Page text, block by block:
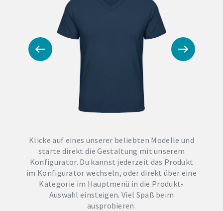
Klicke auf eines unserer beliebten Modelle und
starte direkt die Gestaltung mit unserem
Konfigurator. Du kannst jederzeit das Produkt
im Konfigurator wechseln, oder direkt über eine
Kategorie im Hauptmenü in die Produkt-
Auswahl einsteigen. Viel Spaß beim
ausprobieren.